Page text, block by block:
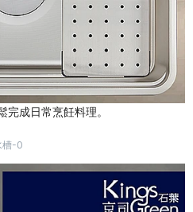
成日常烹飪料理。
槽-0